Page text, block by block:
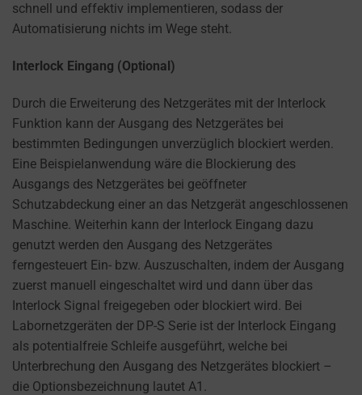
schnell und effektiv implementieren, sodass der
Automatisierung nichts im Wege steht.
Interlock Eingang (Optional)
Durch die Erweiterung des Netzgerätes mit der Interlock
Funktion kann der Ausgang des Netzgerätes bei
bestimmten Bedingungen unverzüglich blockiert werden.
Eine Beispielanwendung wäre die Blockierung des
Ausgangs des Netzgerätes bei geöffneter
Schutzabdeckung einer an das Netzgerät angeschlossenen
Maschine. Weiterhin kann der Interlock Eingang dazu
genutzt werden den Ausgang des Netzgerätes
ferngesteuert Ein- bzw. Auszuschalten, indem der Ausgang
zuerst manuell eingeschaltet wird und dann über das
Interlock Signal freigegeben oder blockiert wird. Bei
Labornetzgeräten der DP-S Serie ist der Interlock Eingang
als potentialfreie Schleife ausgeführt, welche bei
Unterbrechung den Ausgang des Netzgerätes blockiert –
die Optionsbezeichnung lautet A1.